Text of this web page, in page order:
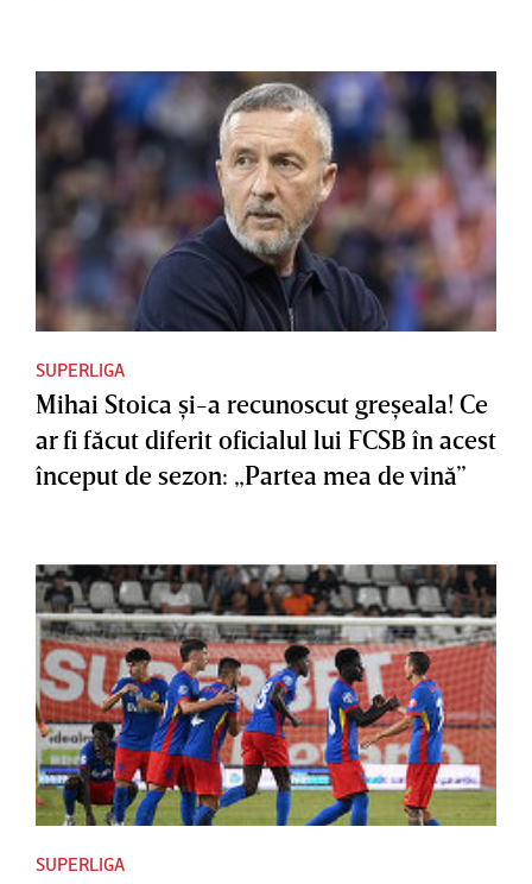
SUPERLIGA
Mihai Stoica şi-a recunoscut greşeala! Ce
ar fi făcut diferit oficialul lui FCSB în acest
început de sezon: „Partea mea de vină”
SUPERLIGA